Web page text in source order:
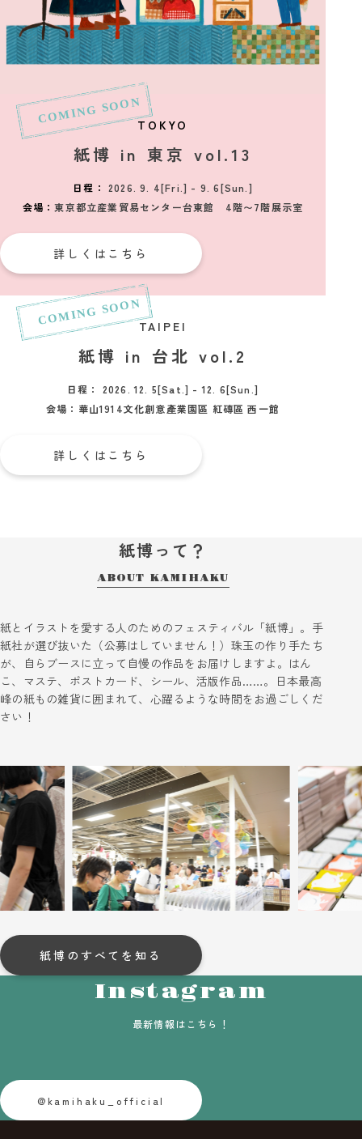
お知らせ 2026_03_19
2回目となる「タイポグラフィフェスティバル’26」を、
2026年7月に開催！
2026年7月「スタンプフェスティバル’26」の開催が決
定！
お知らせ
「紙博 in 東京 vol.12」事前抽選式整理券のご案内
2026_02_06
2026年夏は、札幌と京都に「紙博 & 布博」がやってきま
す！
「紙博 in 神戸 vol.3」入場チケットのご案内
2025_11_06
2026年の「紙博」は春、神戸、東京、仙台から始まりま
す！
2025_09_09
「紙博 in 名古屋」（12/19～21）初開催決定！
TOKYO
紙博 in 東京 vol.13
日程： 2026. 9. 4[Fri.] - 9. 6[Sun.]
会場：東京都立産業貿易センター台東館 4階〜7階展示室
詳しくはこちら
TAIPEI
紙博 in 台北 vol.2
日程：
2026. 12. 5[Sat.] - 12. 6[Sun.]
会場： 華山1914文化創意產業園區 紅磚區 西一館
詳しくはこちら
紙博って？
ABOUT KAMIHAKU
紙とイラストを愛する人のためのフェスティバル「紙博」。手
紙社が選び抜いた（公募はしていません！）珠玉の作り手たち
が、自らブースに立って自慢の作品をお届けしますよ。はん
こ、マステ、ポストカード、シール、活版作品……。日本最高
峰の紙もの雑貨に囲まれて、心躍るような時間をお過ごしくだ
さい！
紙博のすべてを知る
Instagram
最新情報はこちら！
@kamihaku_official